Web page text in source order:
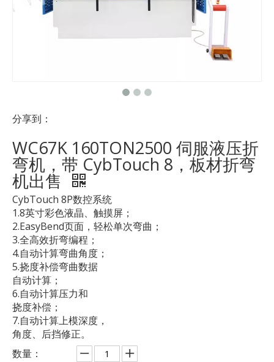
分享到：
WC67K 160TON2500 伺服液压折
弯机，带 CybTouch 8，板材折弯
机出售
CybTouch 8P数控系统
1.8英寸彩色液晶、触摸屏；
2.EasyBend页面，轻松单次弯曲；
3.全高效折弯编程；
4.自动计算弯曲角度；
5.挠度补偿弯曲数据
自动计算；
6.自动计算压力和
挠度补偿；
7.自动计算上模深度，
角度、后挡修正。
数量：